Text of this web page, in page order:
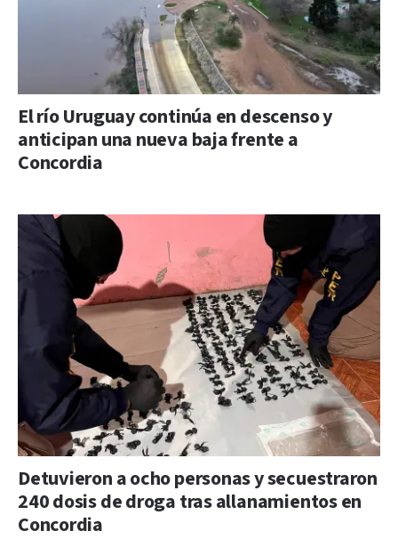
El río Uruguay continúa en descenso y
anticipan una nueva baja frente a
Concordia
Detuvieron a ocho personas y secuestraron
240 dosis de droga tras allanamientos en
Concordia